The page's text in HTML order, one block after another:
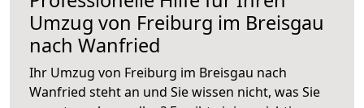
Umzug von Freiburg im Breisgau
nach Wanfried
Ihr Umzug von Freiburg im Breisgau nach
Wanfried steht an und Sie wissen nicht, was Sie